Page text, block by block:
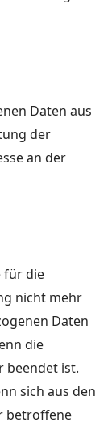
Daten aus
der
an der
für die
nicht mehr
Daten
die
beendet ist.
sich aus den
betroffene